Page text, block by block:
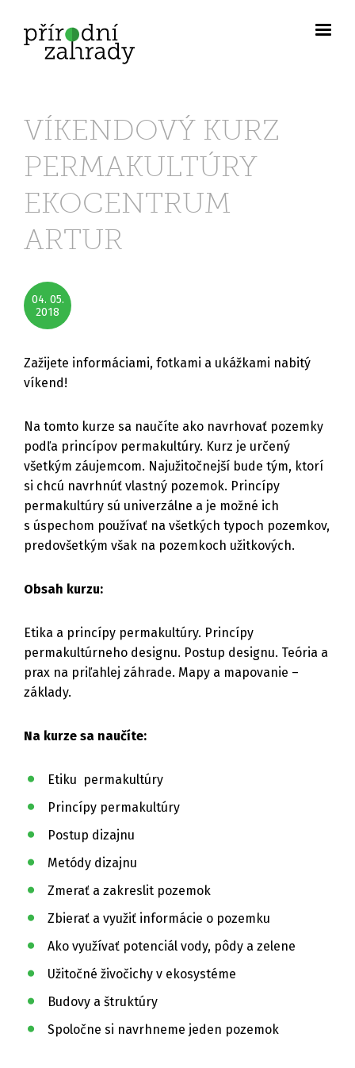
VÍKENDOVÝ KURZ
PERMAKULTÚRY
EKOCENTRUM
ARTUR
04. 05.
2018
Zažijete informáciami, fotkami a ukážkami nabitý
víkend!
Na tomto kurze sa naučíte ako navrhovať pozemky
podľa princípov permakultúry. Kurz je určený
všetkým záujemcom. Najužitočnejší bude tým, ktorí
si chcú navrhnúť vlastný pozemok. Princípy
permakultúry sú univerzálne a je možné ich
s úspechom používať na všetkých typoch pozemkov,
predovšetkým však na pozemkoch užitkových.
Obsah kurzu:
Etika a princípy permakultúry. Princípy
permakultúrneho designu. Postup designu. Teória a
prax na priľahlej záhrade. Mapy a mapovanie –
základy.
Na kurze sa naučíte:
Etiku permakultúry
Princípy permakultúry
Postup dizajnu
Metódy dizajnu
Zmerať a zakreslit pozemok
Zbierať a využiť informácie o pozemku
Ako využívať potenciál vody, pôdy a zelene
Užitočné živočichy v ekosystéme
Budovy a štruktúry
Spoločne si navrhneme jeden pozemok